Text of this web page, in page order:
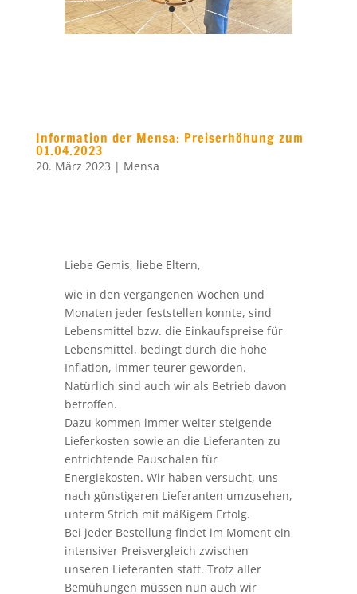
Monaten jeder feststellen konnte, sind
Lebensmittel bzw. die Einkaufspreise für
Lieferkosten sowie an die Lieferanten zu
entrichtende Pauschalen für
Energiekosten. Wir haben versucht, uns
nach günstigeren Lieferanten umzusehen,
unterm Strich mit mäßigem Erfolg.
Bei jeder Bestellung findet im Moment ein
intensiver Preisvergleich zwischen
unseren Lieferanten statt. Trotz aller
Bemühungen müssen nun auch wir
schweren Herzens unsere Preise erhöhen.
Ab dem 01.04.2023 gelten daher die
folgenden Preise:
Unser frisch gekochtes Mittagessen
wird nun 4 € kosten müssen.
Alle weiteren Preiserhöhungen können
derüberarbeiteten Preisliste
entnommen werden.